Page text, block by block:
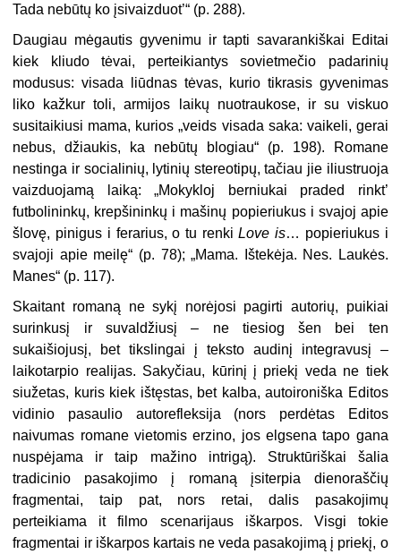
Tada nebūtų ko įsivaizduot’“ (p. 288).
Daugiau mėgautis gyvenimu ir tapti savarankiškai Editai
kiek kliudo tėvai, perteikiantys sovietmečio padarinių
modusus: visada liūdnas tėvas, kurio tikrasis gyvenimas
liko kažkur toli, armijos laikų nuotraukose, ir su viskuo
susitaikiusi mama, kurios „veids visada saka: vaikeli, gerai
nebus, džiaukis, ka nebūtų blogiau“ (p. 198). Romane
nestinga ir socialinių, lytinių stereotipų, tačiau jie iliustruoja
vaizduojamą laiką: „Mokykloj berniukai praded rinkt’
futbolininkų, krepšininkų i mašinų popieriukus i svajoj apie
šlovę, pinigus i ferarius, o tu renkiLove is… popieriukus i
svajoji apie meilę“ (p. 78); „Mama. Ištekėja. Nes. Laukės.
Manes“ (p. 117).
Skaitant romaną ne sykį norėjosi pagirti autorių, puikiai
surinkusį ir suvaldžiusį – ne tiesiog šen bei ten
sukaišiojusį, bet tikslingai į teksto audinį integravusį –
laikotarpio realijas. Sakyčiau, kūrinį į priekį veda ne tiek
siužetas, kuris kiek ištęstas, bet kalba, autoironiška Editos
vidinio pasaulio autorefleksija (nors perdėtas Editos
naivumas romane vietomis erzino, jos elgsena tapo gana
nuspėjama ir taip mažino intrigą). Struktūriškai šalia
tradicinio pasakojimo į romaną įsiterpia dienoraščių
fragmentai, taip pat, nors retai, dalis pasakojimų
perteikiama it filmo scenarijaus iškarpos. Visgi tokie
fragmentai ir iškarpos kartais ne veda pasakojimą į priekį, o